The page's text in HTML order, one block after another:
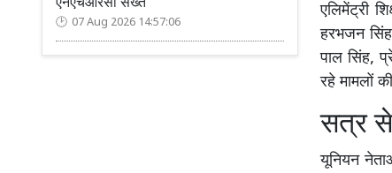
एनएचआरसी सख्त
07 Aug 2026 14:57:06
एलिमेंट्री
हरभजन
पाल सिंह,
रहे मामलों
सत्र
यूनियन